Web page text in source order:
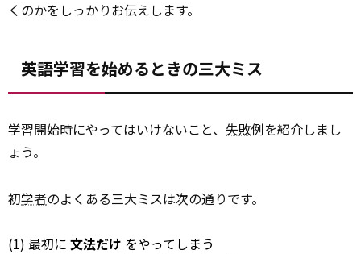
くのかをしっかりお伝えします。
英語学習を始めるときの三大ミス
学習開始時にやってはいけないこと、 失敗例を紹介しまし
ょう。
初学者のよくある三大ミスは次の通りです。
(1) 最初に 文法だけ をやってしまう